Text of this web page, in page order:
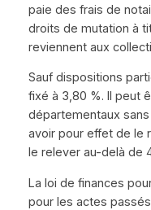
paie des frais de
droits de mutation à
reviennent aux
Sauf dispositions
fixé à 3,80 %. Il peut
départementaux
avoir pour effet de le
le relever au-delà de
La loi de finances
pour les actes